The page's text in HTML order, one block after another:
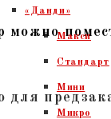
«Данди»
Макси
Стандарт
Мини
Микро
можно
для